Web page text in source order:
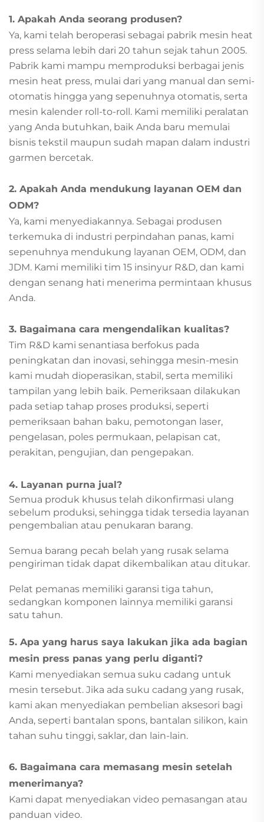
1. Apakah Anda seorang produsen?
Ya, kami telah beroperasi sebagai pabrik mesin heat
press selama lebih dari 20 tahun sejak tahun 2005.
Pabrik kami mampu memproduksi berbagai jenis
mesin heat press, mulai dari yang manual dan semi-
otomatis hingga yang sepenuhnya otomatis, serta
mesin kalender roll-to-roll. Kami memiliki peralatan
yang Anda butuhkan, baik Anda baru memulai
bisnis tekstil maupun sudah mapan dalam industri
garmen bercetak.
2. Apakah Anda mendukung layanan OEM dan
ODM?
Ya, kami menyediakannya. Sebagai produsen
terkemuka di industri perpindahan panas, kami
sepenuhnya mendukung layanan OEM, ODM, dan
JDM. Kami memiliki tim 15 insinyur R&D, dan kami
dengan senang hati menerima permintaan khusus
Anda.
3. Bagaimana cara mengendalikan kualitas?
Tim R&D kami senantiasa berfokus pada
peningkatan dan inovasi, sehingga mesin-mesin
kami mudah dioperasikan, stabil, serta memiliki
tampilan yang lebih baik. Pemeriksaan dilakukan
pada setiap tahap proses produksi, seperti
pemeriksaan bahan baku, pemotongan laser,
pengelasan, poles permukaan, pelapisan cat,
perakitan, pengujian, dan pengepakan.
4. Layanan purna jual?
Semua produk khusus telah dikonfirmasi ulang
sebelum produksi, sehingga tidak tersedia layanan
pengembalian atau penukaran barang.
Semua barang pecah belah yang rusak selama
pengiriman tidak dapat dikembalikan atau ditukar.
Pelat pemanas memiliki garansi tiga tahun,
sedangkan komponen lainnya memiliki garansi
satu tahun.
5. Apa yang harus saya lakukan jika ada bagian
mesin press panas yang perlu diganti?
Kami menyediakan semua suku cadang untuk
mesin tersebut. Jika ada suku cadang yang rusak,
kami akan menyediakan pembelian aksesori bagi
Anda, seperti bantalan spons, bantalan silikon, kain
tahan suhu tinggi, saklar, dan lain-lain.
6. Bagaimana cara memasang mesin setelah
menerimanya?
Kami dapat menyediakan video pemasangan atau
panduan video.